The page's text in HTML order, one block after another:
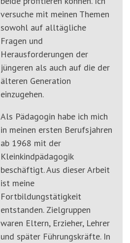
versuche mit meinen Themen
sowohl auf alltägliche
Fragen und
Herausforderungen der
jüngeren als auch auf die der
älteren Generation
einzugehen.
Als Pädagogin habe ich mich
in meinen ersten Berufsjahren
ab 1968 mit der
Kleinkindpädagogik
beschäftigt. Aus dieser Arbeit
ist meine
Fortbildungstätigkeit
entstanden. Zielgruppen
waren Eltern, Erzieher, Lehrer
und später Führungskräfte. In